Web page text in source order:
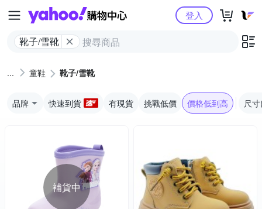
Yahoo購物中心
靴子/雪靴
登入
童鞋 靴子/雪靴
品牌 快速到貨 有現貨 挑戰低價 價格低到高 尺
補貨中